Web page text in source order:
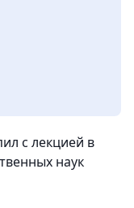
с лекцией в
наук